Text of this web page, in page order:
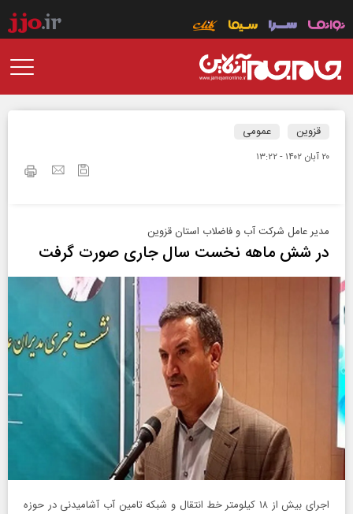
قزوین عمومی
۲۰ آبان ۱۴۰۲ - ۱۳:۲۲
مدیر عامل شرکت آب و فاضلاب استان قزوین
در شش ماهه نخست سال جاری صورت گرفت
اجرای بیش از ۱۸ کیلومتر خط انتقال و شبکه تامین آب آشامیدنی در حوزه